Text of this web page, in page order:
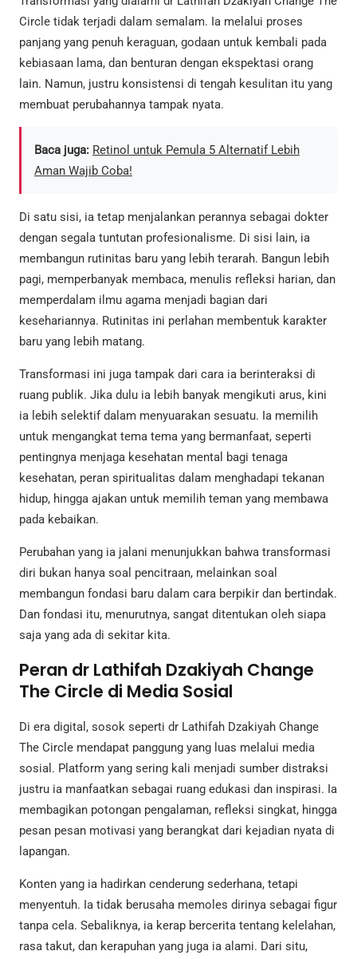
Circle tidak terjadi dalam semalam. Ia melalui proses
panjang yang penuh keraguan, godaan untuk kembali pada
kebiasaan lama, dan benturan dengan ekspektasi orang
lain. Namun, justru konsistensi di tengah kesulitan itu yang
membuat perubahannya tampak nyata.
Baca juga: Retinol untuk Pemula 5 Alternatif Lebih
Aman Wajib Coba!
Di satu sisi, ia tetap menjalankan perannya sebagai dokter
dengan segala tuntutan profesionalisme. Di sisi lain, ia
membangun rutinitas baru yang lebih terarah. Bangun lebih
pagi, memperbanyak membaca, menulis refleksi harian, dan
memperdalam ilmu agama menjadi bagian dari
kesehariannya. Rutinitas ini perlahan membentuk karakter
baru yang lebih matang.
Transformasi ini juga tampak dari cara ia berinteraksi di
ruang publik. Jika dulu ia lebih banyak mengikuti arus, kini
ia lebih selektif dalam menyuarakan sesuatu. Ia memilih
untuk mengangkat tema tema yang bermanfaat, seperti
pentingnya menjaga kesehatan mental bagi tenaga
kesehatan, peran spiritualitas dalam menghadapi tekanan
hidup, hingga ajakan untuk memilih teman yang membawa
pada kebaikan.
Perubahan yang ia jalani menunjukkan bahwa transformasi
diri bukan hanya soal pencitraan, melainkan soal
membangun fondasi baru dalam cara berpikir dan bertindak.
Dan fondasi itu, menurutnya, sangat ditentukan oleh siapa
saja yang ada di sekitar kita.
Peran dr Lathifah Dzakiyah Change
The Circle di Media Sosial
Di era digital, sosok seperti dr Lathifah Dzakiyah Change
The Circle mendapat panggung yang luas melalui media
sosial. Platform yang sering kali menjadi sumber distraksi
justru ia manfaatkan sebagai ruang edukasi dan inspirasi. Ia
membagikan potongan pengalaman, refleksi singkat, hingga
pesan pesan motivasi yang berangkat dari kejadian nyata di
lapangan.
Konten yang ia hadirkan cenderung sederhana, tetapi
menyentuh. Ia tidak berusaha memoles dirinya sebagai figur
tanpa cela. Sebaliknya, ia kerap bercerita tentang kelelahan,
rasa takut, dan kerapuhan yang juga ia alami. Dari situ,